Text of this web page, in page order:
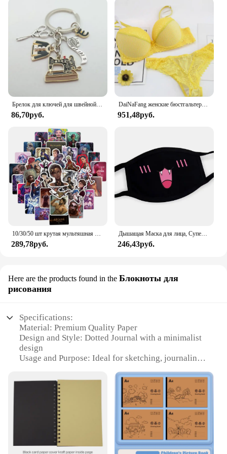
Брелок для ключей для швейной машинки, железная рулетка с измерительными ножницами, цепочка для ключей для платья, хороший подарок для женщин, ювелирные изделия ручной работы
86,70руб.
DaiNaFang женские бюстгальтеры с эффектом пуш-ап, комплект для больших бюстгальтеров, сексуальное кружевное белье, трусики, чашка BCDE, женское семейное белье, французское женское белье
951,48руб.
10/30/50 шт крутая мультяшная игра Arcane аниме наклейки наклейки мотоцикл ноутбук багаж гитара телефон автомобиль водостойкая наклейка детская игрушка
289,78руб.
Дышащая Маска для лица, Супер милое выражение, улыбка, для корейского черного Kpop, унисекс, кавайная хлопковая маска для рта, аниме
246,43руб.
Here are the products found in the Блокноты для
рисования
Specifications:
Material: Premium Quality Paper
Design and Style: Dotted Journal with a minimalist
design
Usage and Purpose: Ideal for sketching, journaling,
Shape or Size: Available in multiple sizes to suit
your needs
Performance and Property: Smooth writing surface
and lightweight for easy handling
Parts and Accessories: Comes with a sturdy cover
and bookmark
Features: